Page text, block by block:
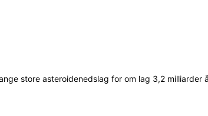
store asteroidenedslag for om lag 3,2 milliarder